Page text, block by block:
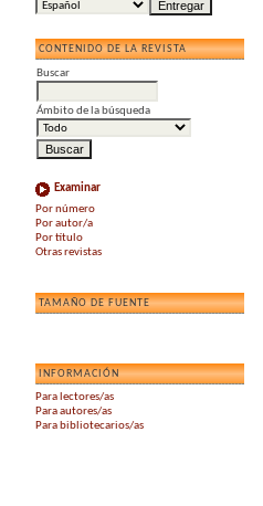
CONTENIDO DE LA REVISTA
Buscar
Ámbito de la búsqueda
Examinar
Por número
Por autor/a
Por título
Otras revistas
TAMAÑO DE FUENTE
INFORMACIÓN
Para lectores/as
Para autores/as
Para bibliotecarios/as